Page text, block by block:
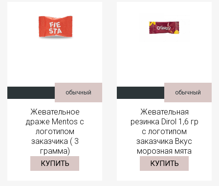
обычный
Жевательное
драже Mentos с
логотипом
заказчика ( 3
грамма)
КУПИТЬ
обычный
Жевательная
резинка Dirol 1,6 гр
с логотипом
заказчика Вкус
морозная мята
КУПИТЬ